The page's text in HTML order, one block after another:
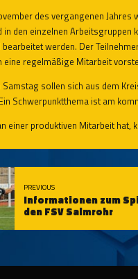
des vergangenen
in den einzelnen
werden. Der
eine regelmäßige Mitarbeit
Samstag sollen sich aus dem
Schwerpunktthema ist am
einer produktiven Mitarbeit hat,
PREVIOUS
Informationen zum
den FSV Salmrohr